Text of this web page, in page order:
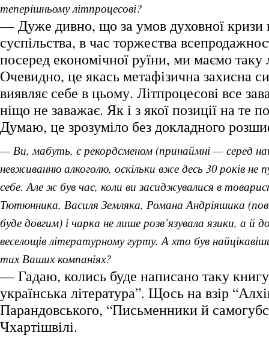
теперішньому літпроцесові?
— Дуже дивно, що за умов духовної кризи
суспільства, в час торжества
посеред економічної руїни, ми маємо таку
Очевидно, це якась метафізична захисна
виявляє себе в цьому. Літпроцесові все
ніщо не заважає. Як і з якої позиції на те
Думаю, це зрозуміло без докладного
— Ви, мабуть, є рекордсменом (принаймні — серед
невживанню алкоголю, оскільки вже десь 30 років не
себе. Але ж був час, коли ви засиджувалися в
Тютюнника, Василя Земляка, Романа Андріяшика
буде довгим) і чарка не лише розв’язувала язики, а й
веселощів літературному гурту. А хто був
тих Ваших компаніях?
— Гадаю, колись буде написано таку
українська література”. Щось на взір
Парандовського, “Письменники й
Чхартішвілі.